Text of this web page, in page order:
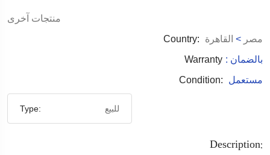
منتجات آخرى
Country:
مصر > القاهرة
Warranty
: بالضمان
Condition:
مستعمل
Type: للبيع
Description: